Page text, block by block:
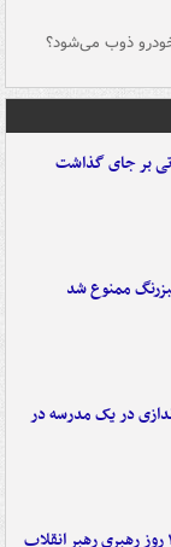
ذوب می‌شود؟
ممنوع شد
در یک مدرسه در